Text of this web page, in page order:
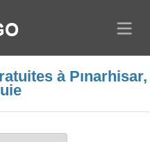
à Pınarhisar,